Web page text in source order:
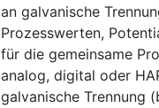
an galvanische
Prozesswerten,
für die gemeinsame
analog, digital oder
galvanische Trennung